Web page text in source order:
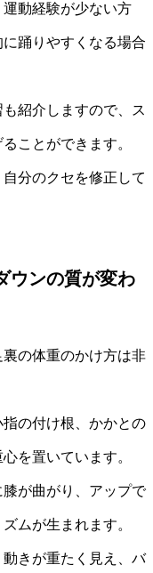
動経験が少ない方
踊りやすくなる場合
紹介しますので、ス
ことができます。
分のクセを修正して
ウンの質が変わ
の体重のかけ方は非
の付け根、かかとの
を置いています。
が曲がり、アップで
ムが生まれます。
きが重たく見え、バ